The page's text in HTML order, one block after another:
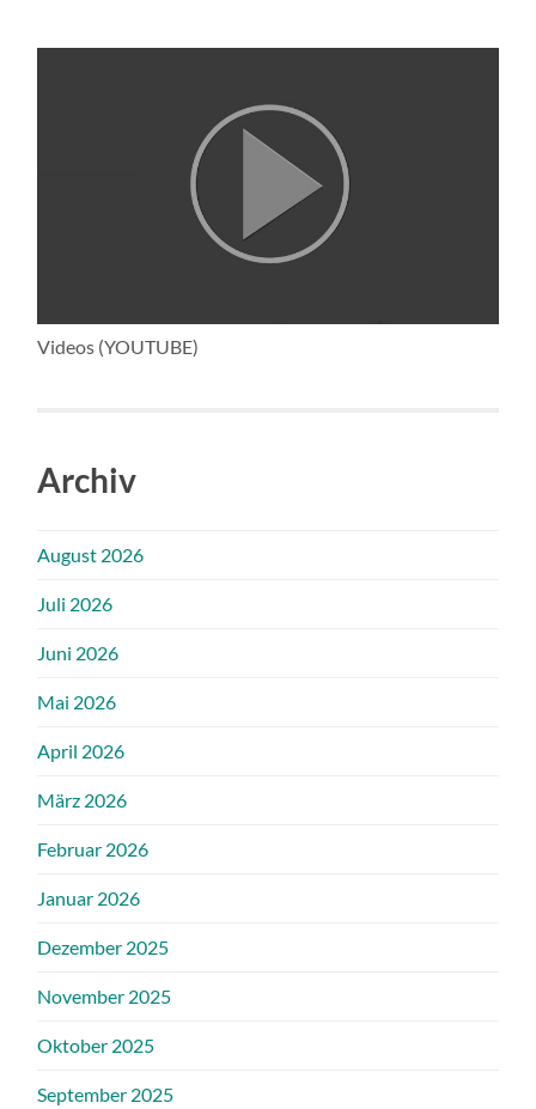
Videos (YOUTUBE)
Archiv
August 2026
Juli 2026
Juni 2026
Mai 2026
April 2026
März 2026
Februar 2026
Januar 2026
Dezember 2025
November 2025
Oktober 2025
September 2025